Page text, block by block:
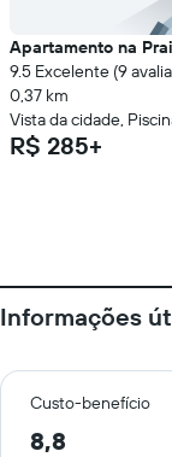
Apartamento na
9.5 Excelente (9
0,37 km
Vista da cidade,
R$ 285+
Informações
Custo-benefício
8,8